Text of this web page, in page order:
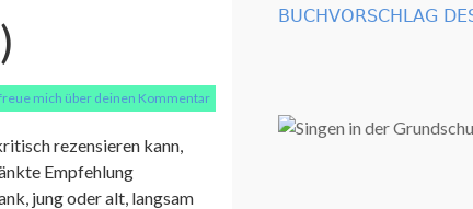
mich über deinen Kommentar
rezensieren kann,
Empfehlung
jung oder alt, langsam
BUCHVORSCHLAG